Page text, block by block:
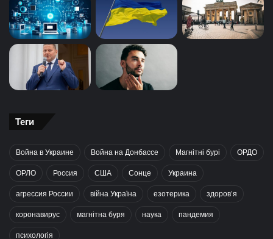
Теги
Война в Украине Война на Донбассе Магнітні бурі ОРДО
ОРЛО Россия США Сонце Украина
агрессия России війна Україна езотерика здоров’я
коронавирус магнітна буря наука пандемия
психологія